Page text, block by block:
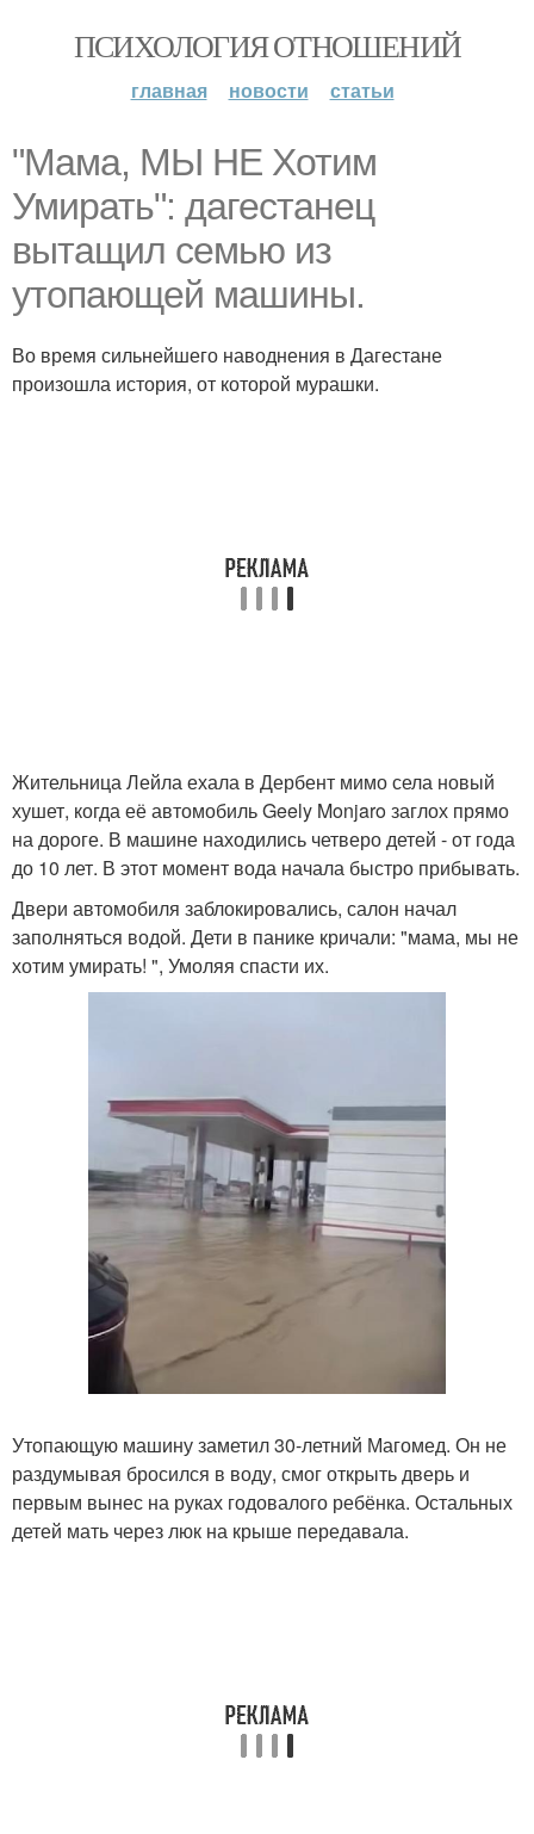
ПСИХОЛОГИЯ ОТНОШЕНИЙ
главная новости статьи
"Мама, МЫ НЕ Хотим
Умирать": дагестанец
вытащил семью из
утопающей машины.
Во время сильнейшего наводнения в Дагестане
произошла история, от которой мурашки.
Жительница Лейла ехала в Дербент мимо села новый
хушет, когда её автомобиль Geely Monjaro заглох прямо
на дороге. В машине находились четверо детей - от года
до 10 лет. В этот момент вода начала быстро прибывать.
Двери автомобиля заблокировались, салон начал
заполняться водой. Дети в панике кричали: "мама, мы не
хотим умирать! ", Умоляя спасти их.
Утопающую машину заметил 30-летний Магомед. Он не
раздумывая бросился в воду, смог открыть дверь и
первым вынес на руках годовалого ребёнка. Остальных
детей мать через люк на крыше передавала.